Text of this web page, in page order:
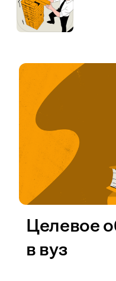
Целевое
в вуз